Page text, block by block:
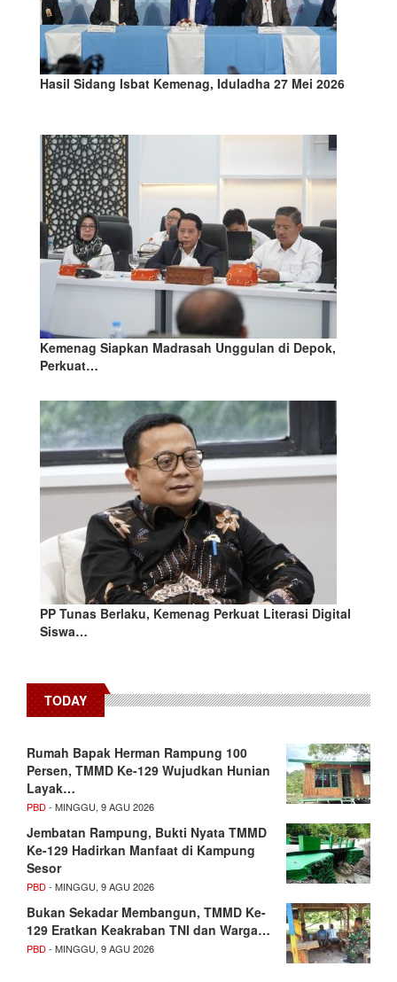
Hasil Sidang Isbat Kemenag, Iduladha 27 Mei 2026
Kemenag Siapkan Madrasah Unggulan di Depok,
Perkuat…
PP Tunas Berlaku, Kemenag Perkuat Literasi Digital
Siswa…
TODAY
Rumah Bapak Herman Rampung 100
Persen, TMMD Ke-129 Wujudkan Hunian
Layak…
PBD- MINGGU, 9 AGU 2026
Jembatan Rampung, Bukti Nyata TMMD
Ke-129 Hadirkan Manfaat di Kampung
Sesor
PBD- MINGGU, 9 AGU 2026
Bukan Sekadar Membangun, TMMD Ke-
129 Eratkan Keakraban TNI dan Warga…
PBD- MINGGU, 9 AGU 2026